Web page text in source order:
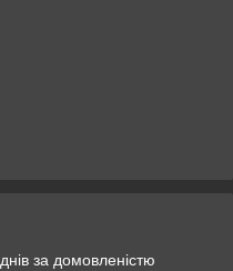
за домовленістю